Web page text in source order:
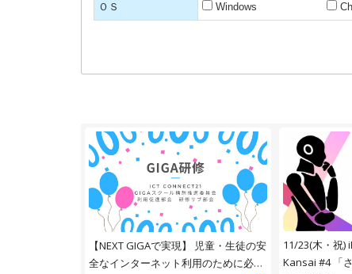
ＯＳ Windows
【NEXT GIGAで実現】 児童・生徒の安
全なインターネット利用のために必要
11/23(木・祝)
Kansai #4 「